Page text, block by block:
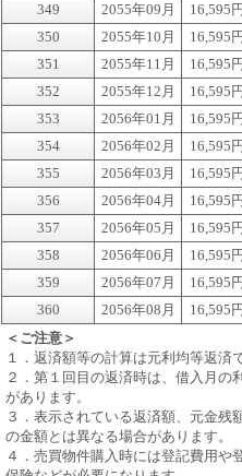
349
2055年09月 16,595円
350
2055年10月 16,595円
351
2055年11月 16,595円
352
2055年12月 16,595円
353
2056年01月 16,595円
354
2056年02月 16,595円
355
2056年03月 16,595円
356
2056年04月 16,595円
357
2056年05月 16,595円
358
2056年06月 16,595円
359
2056年07月 16,595円
360
2056年08月 16,595円
＜ご注意＞
１．返済額等の計算は元利均等返済
２．第１回目の返済時は、借入月の
があります。
３．表示されている返済額、元金残
の金額とは異なる場合があります。
４．売買物件購入時には登記費用や